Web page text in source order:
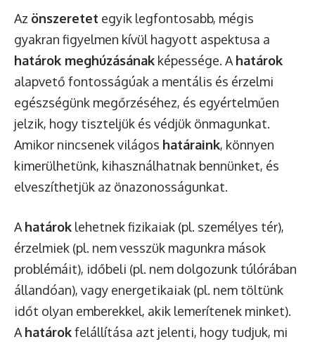
Az önszeretet egyik legfontosabb, mégis
gyakran figyelmen kívül hagyott aspektusa a
határok meghúzásának képessége. A határok
alapvető fontosságúak a mentális és érzelmi
egészségünk megőrzéséhez, és egyértelműen
jelzik, hogy tiszteljük és védjük önmagunkat.
Amikor nincsenek világos határaink, könnyen
kimerülhetünk, kihasználhatnak bennünket, és
elveszíthetjük az önazonosságunkat.
A határok lehetnek fizikaiak (pl. személyes tér),
érzelmiek (pl. nem vesszük magunkra mások
problémáit), időbeli (pl. nem dolgozunk túlórában
állandóan), vagy energetikaiak (pl. nem töltünk
időt olyan emberekkel, akik lemerítenek minket).
A határokfelállítása azt jelenti, hogy tudjuk, mi